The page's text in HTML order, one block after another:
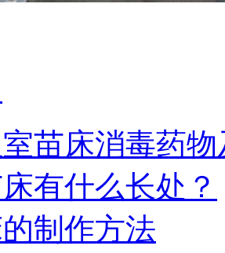
苗床消毒药
有什么长处？
制作方法